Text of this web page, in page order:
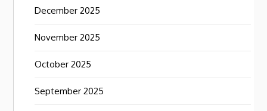
December 2025
November 2025
October 2025
September 2025